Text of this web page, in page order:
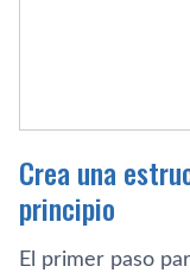
Crea una
principio
El primer paso